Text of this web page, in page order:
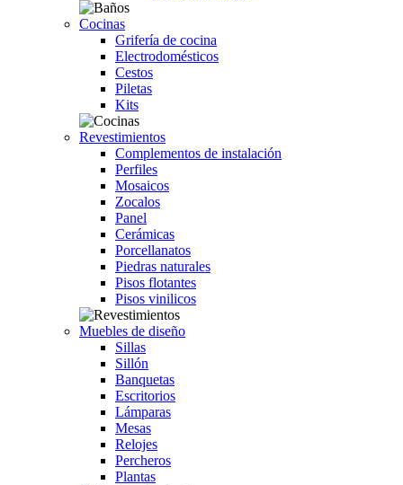
Cocinas
Grifería de cocina
Electrodomésticos
Cestos
Piletas
Kits
Revestimientos
Complementos de instalación
Perfiles
Mosaicos
Zocalos
Panel
Cerámicas
Porcellanatos
Piedras naturales
Pisos flotantes
Pisos vinilicos
Muebles de diseño
Sillas
Sillón
Banquetas
Escritorios
Lámparas
Mesas
Relojes
Percheros
Plantas